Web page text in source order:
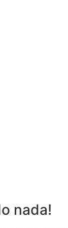
nada!